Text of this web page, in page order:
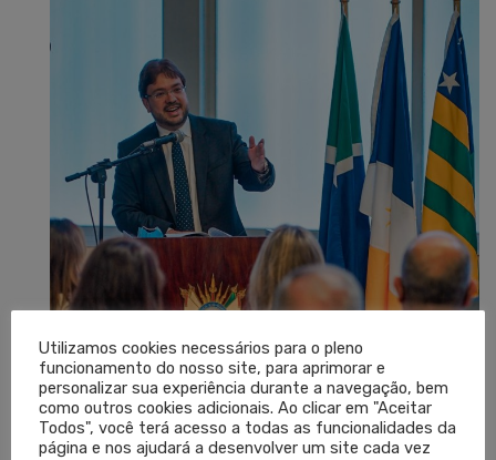
Utilizamos cookies necessários para o pleno
funcionamento do nosso site, para aprimorar e
personalizar sua experiência durante a navegação, bem
como outros cookies adicionais. Ao clicar em "Aceitar
Todos", você terá acesso a todas as funcionalidades da
página e nos ajudará a desenvolver um site cada vez